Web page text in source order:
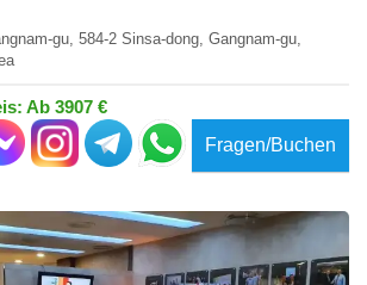
gu, 584-2 Sinsa-dong, Gangnam-gu,
Ab 3907 €
Fragen/Buchen